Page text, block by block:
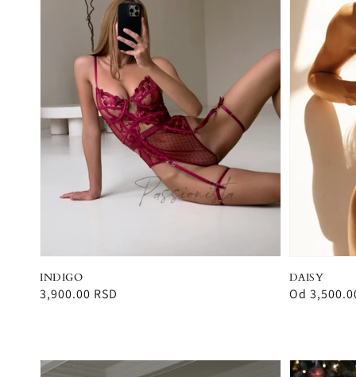
INDIGO
Redovna
3,900.00 RSD
DAISY
Redovna
Od